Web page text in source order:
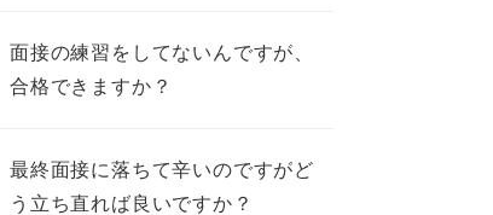
面接の練習をしてないんですが、
合格できますか？
最終面接に落ちて辛いのですがど
う立ち直れば良いですか？